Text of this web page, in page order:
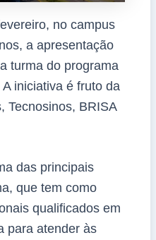
no campus
a apresentação
turma do programa
iniciativa é fruto da
Tecnosinos, BRISA
das principais
que tem como
qualificados em
para atender às